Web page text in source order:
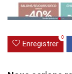
Enregistrer
0